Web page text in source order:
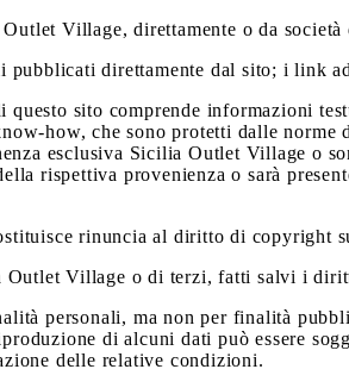
Village, direttamente o da società
direttamente dal sito; i link
sito comprende informazioni
how, che sono protetti dalle
esclusiva Sicilia Outlet Village o
rispettiva provenienza o sarà
rinuncia al diritto di copyright
Village o di terzi, fatti salvi i
personali, ma non per finalità
di alcuni dati può essere
delle relative condizioni.